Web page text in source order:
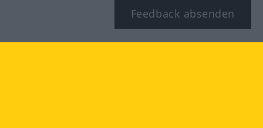
Feedback absenden